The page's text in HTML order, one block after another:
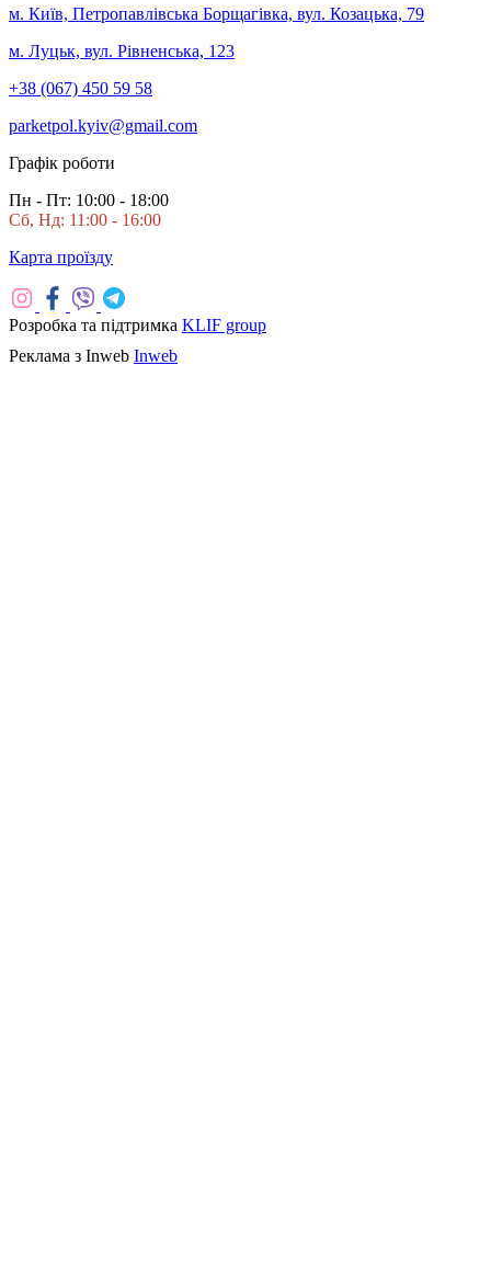
м. Київ, Петропавлівська Борщагівка, вул. Козацька, 79
м. Луцьк, вул. Рівненська, 123
+38 (067) 450 59 58
parketpol.kyiv@gmail.com
Графік роботи
Пн - Пт: 10:00 - 18:00
Сб, Нд: 11:00 - 16:00
Карта проїзду
Розробка та підтримка KLIF group
Реклама з Inweb Inweb